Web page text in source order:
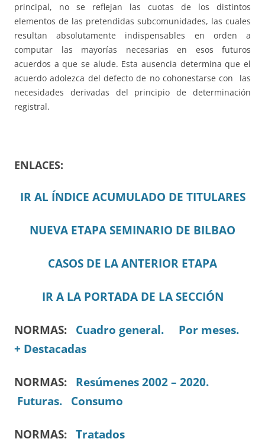
principal, no se reflejan las cuotas de los distintos
elementos de las pretendidas subcomunidades, las cuales
resultan absolutamente indispensables en orden a
computar las mayorías necesarias en esos futuros
acuerdos a que se alude. Esta ausencia determina que el
acuerdo adolezca del defecto de no cohonestarse con las
necesidades derivadas del principio de determinación
registral.
ENLACES:
IR AL ÍNDICE ACUMULADO DE TITULARES
NUEVA ETAPA SEMINARIO DE BILBAO
CASOS DE LA ANTERIOR ETAPA
IR A LA PORTADA DE LA SECCIÓN
NORMAS: Cuadro general.
Por meses.
+ Destacadas
NORMAS: Resúmenes 2002 – 2020.
Futuras.
Consumo
NORMAS: Tratados